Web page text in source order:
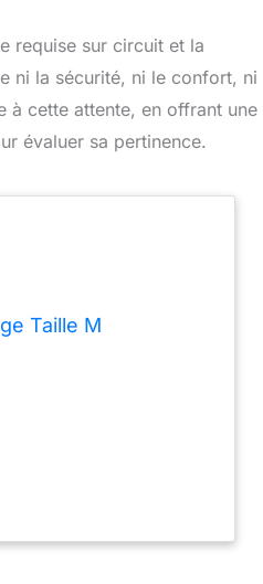
requise sur circuit et la
ni la sécurité, ni le confort, ni
à cette attente, en offrant une
évaluer sa pertinence.
Taille M